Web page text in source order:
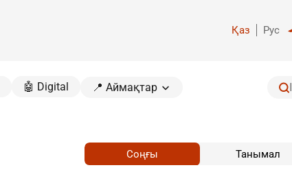
Қаз Рус
🤖 Digital 📍 Аймақтар
Соңғы Танымал